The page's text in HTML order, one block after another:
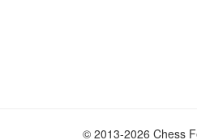
© 2013-2026 Chess